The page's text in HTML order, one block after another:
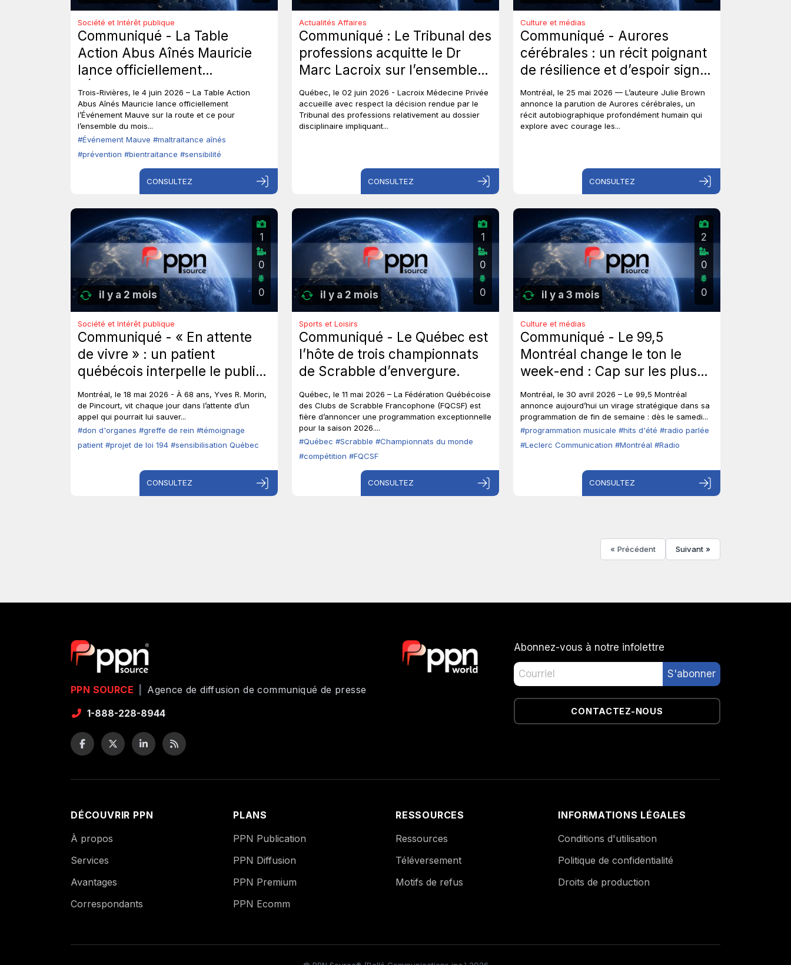
Société et Intérêt publique
Communiqué - La Table
Action Abus Aînés Mauricie
lance officiellement
l’Événement Mauve sur la
route.
Trois-Rivières, le 4 juin 2026 – La Table Action
Abus Aînés Mauricie lance officiellement
l’Événement Mauve sur la route et ce pour
l’ensemble du mois...
#Événement Mauve #maltraitance aînés
#prévention #bientraitance #sensibilité
CONSULTEZ
Actualités Affaires
Communiqué : Le Tribunal des
professions acquitte le Dr
Marc Lacroix sur l’ensemble
des chefs et met un terme à
près de six ans de procédures
disciplinaires.
Québec, le 02 juin 2026 - Lacroix Médecine Privée
accueille avec respect la décision rendue par le
Tribunal des professions relativement au dossier
disciplinaire impliquant...
CONSULTEZ
Culture et médias
Communiqué - Aurores
cérébrales : un récit poignant
de résilience et d’espoir signé
Julie Brown.
Montréal, le 25 mai 2026 — L’auteure Julie Brown
annonce la parution de Aurores cérébrales, un
récit autobiographique profondément humain qui
explore avec courage les...
CONSULTEZ
il y a 2 mois
1
0
0
Société et Intérêt publique
Communiqué - « En attente
de vivre » : un patient
québécois interpelle le public
et les élus sur le don
d’organes.
Montréal, le 18 mai 2026 - À 68 ans, Yves R. Morin,
de Pincourt, vit chaque jour dans l’attente d’un
appel qui pourrait lui sauver...
#don d'organes #greffe de rein #témoignage
patient #projet de loi 194 #sensibilisation Québec
CONSULTEZ
il y a 2 mois
1
0
0
Sports et Loisirs
Communiqué - Le Québec est
l’hôte de trois championnats
de Scrabble d’envergure.
Québec, le 11 mai 2026 – La Fédération Québécoise
des Clubs de Scrabble Francophone (FQCSF) est
fière d’annoncer une programmation exceptionnelle
pour la saison 2026....
#Québec #Scrabble #Championnats du monde
#compétition #FQCSF
CONSULTEZ
il y a 3 mois
2
0
0
Culture et médias
Communiqué - Le 99,5
Montréal change le ton le
week-end : Cap sur les plus
gros hits d'été de tous les
temps, sans toucher à ses
voix fortes en semaine.
Montréal, le 30 avril 2026 – Le 99,5 Montréal
annonce aujourd’hui un virage stratégique dans sa
programmation de fin de semaine : dès le samedi...
#programmation musicale #hits d'été #radio parlée
#Leclerc Communication #Montréal #Radio
CONSULTEZ
« Précédent Suivant »
PPN SOURCE
Agence de diffusion de communiqué de presse
1-888-228-8944
Abonnez-vous à notre infolettre
CONTACTEZ-NOUS
DÉCOUVRIR PPN
À propos
Services
Avantages
Correspondants
PLANS
PPN Publication
PPN Diffusion
PPN Premium
PPN Ecomm
RESSOURCES
Ressources
Téléversement
Motifs de refus
INFORMATIONS LÉGALES
Conditions d'utilisation
Politique de confidentialité
Droits de production